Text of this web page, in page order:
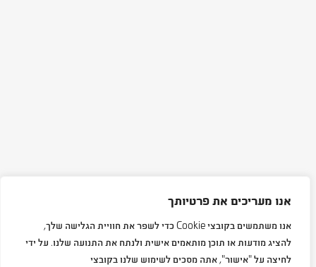
אנו מעריכים את פרטיותך
אנו משתמשים בקובצי Cookie כדי לשפר את חוויית הגלישה שלך,
להציג מודעות או תוכן מותאמים אישית ולנתח את התנועה שלנו. על ידי
לחיצה על "אישור", אתה מסכים לשימוש שלנו בקובצי